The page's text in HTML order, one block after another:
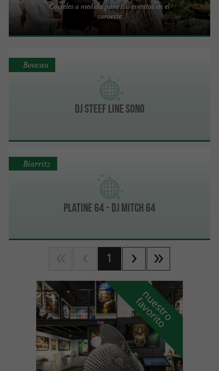
Cócteles a medida para tus eventos en el
suroeste
DJ STEEF LINE SONO
Boucau
PLATINE 64 - DJ MITCH 64
Biarritz
1
n
u
e
s
t
r
o
f
a
v
o
r
i
t
o